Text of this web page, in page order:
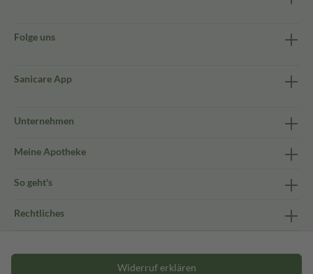
Folge uns
Sanicare App
Unternehmen
Meine Apotheke
So geht's
Rechtliches
Widerruf erklären